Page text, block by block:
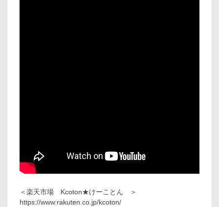
＜楽天市場 Kcoton★けーことん ＞
https://www.rakuten.co.jp/kcoton/